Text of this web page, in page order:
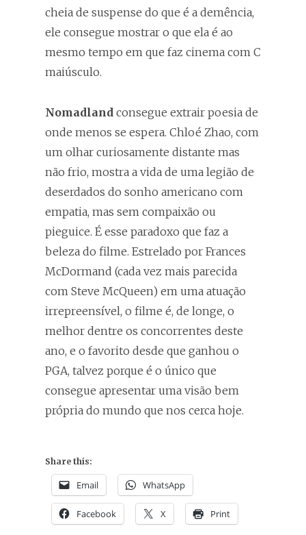
cheia de suspense do que é a demência,
ele consegue mostrar o que ela é ao
mesmo tempo em que faz cinema com C
maiúsculo.
Nomadland consegue extrair poesia de
onde menos se espera. Chloé Zhao, com
um olhar curiosamente distante mas
não frio, mostra a vida de uma legião de
deserdados do sonho americano com
empatia, mas sem compaixão ou
pieguice. É esse paradoxo que faz a
beleza do filme. Estrelado por Frances
McDormand (cada vez mais parecida
com Steve McQueen) em uma atuação
irrepreensível, o filme é, de longe, o
melhor dentre os concorrentes deste
ano, e o favorito desde que ganhou o
PGA, talvez porque é o único que
consegue apresentar uma visão bem
própria do mundo que nos cerca hoje.
Share this:
Email WhatsApp
Facebook X Print